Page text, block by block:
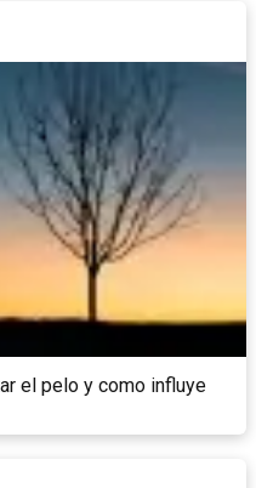
el pelo y como influye